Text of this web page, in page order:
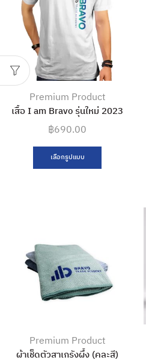
Premium Product
เสื้อ I am Bravo รุ่นใหม่ 2023
฿690.00
เลือกรูปแบบ
Premium Product
ผ้าเช็ดตัวสาเกรังผึ้ง (คละสี)